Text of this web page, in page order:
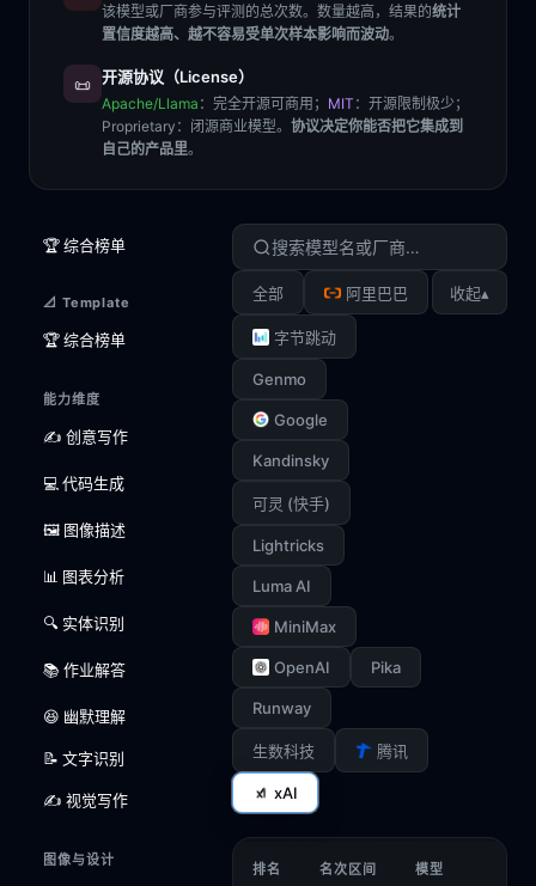
该模型或厂商参与评测的总次数。数量越高，结果的统计
置信度越高、越不容易受单次样本影响而波动。
📜 开源协议（License）
Apache/Llama ：完全开源可商用； MIT ：开源限制极少；
Proprietary ：闭源商业模型。 协议决定你能否把它集成到
自己的产品里。
🏆 综合榜单
📐 Template
🏆 综合榜单
能力维度
✍️ 创意写作
💻 代码生成
🖼️ 图像描述
📊 图表分析
🔍 实体识别
📚 作业解答
😆 幽默理解
📝 文字识别
✍️ 视觉写作
图像与设计
全部 阿里巴巴
字节跳动
Genmo
Google
Kandinsky
可灵 (快手)
Lightricks
Luma AI
MiniMax
OpenAI Pika
Runway
生数科技 腾讯
xAI
收起▴
排名 名次区间 模型